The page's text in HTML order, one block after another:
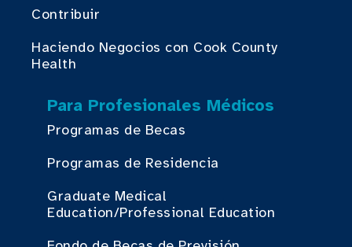
Contribuir
Haciendo Negocios con Cook County
Health
Para Profesionales Médicos
Programas de Becas
Programas de Residencia
Graduate Medical
Education/Professional Education